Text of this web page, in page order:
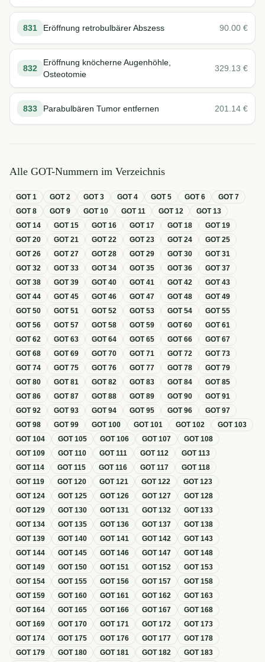
831 Eröffnung retrobulbärer Abszess 90.00 €
832
Eröffnung knöcherne Augenhöhle,
Osteotomie
329.13 €
833 Parabulbären Tumor entfernen 201.14 €
Alle GOT-Nummern im Verzeichnis
GOT1 GOT2 GOT3 GOT4 GOT5 GOT6 GOT7
GOT8 GOT9 GOT10 GOT11 GOT12 GOT13
GOT14 GOT15 GOT16 GOT17 GOT18 GOT19
GOT20 GOT21 GOT22 GOT23 GOT24 GOT25
GOT26 GOT27 GOT28 GOT29 GOT30 GOT31
GOT32 GOT33 GOT34 GOT35 GOT36 GOT37
GOT38 GOT39 GOT40 GOT41 GOT42 GOT43
GOT44 GOT45 GOT46 GOT47 GOT48 GOT49
GOT50 GOT51 GOT52 GOT53 GOT54 GOT55
GOT56 GOT57 GOT58 GOT59 GOT60 GOT61
GOT62 GOT63 GOT64 GOT65 GOT66 GOT67
GOT68 GOT69 GOT70 GOT71 GOT72 GOT73
GOT74 GOT75 GOT76 GOT77 GOT78 GOT79
GOT80 GOT81 GOT82 GOT83 GOT84 GOT85
GOT86 GOT87 GOT88 GOT89 GOT90 GOT91
GOT92 GOT93 GOT94 GOT95 GOT96 GOT97
GOT98 GOT99 GOT100 GOT101 GOT102 GOT103
GOT104 GOT105 GOT106 GOT107 GOT108
GOT109 GOT110 GOT111 GOT112 GOT113
GOT114 GOT115 GOT116 GOT117 GOT118
GOT119 GOT120 GOT121 GOT122 GOT123
GOT124 GOT125 GOT126 GOT127 GOT128
GOT129 GOT130 GOT131 GOT132 GOT133
GOT134 GOT135 GOT136 GOT137 GOT138
GOT139 GOT140 GOT141 GOT142 GOT143
GOT144 GOT145 GOT146 GOT147 GOT148
GOT149 GOT150 GOT151 GOT152 GOT153
GOT154 GOT155 GOT156 GOT157 GOT158
GOT159 GOT160 GOT161 GOT162 GOT163
GOT164 GOT165 GOT166 GOT167 GOT168
GOT169 GOT170 GOT171 GOT172 GOT173
GOT174 GOT175 GOT176 GOT177 GOT178
GOT179 GOT180 GOT181 GOT182 GOT183